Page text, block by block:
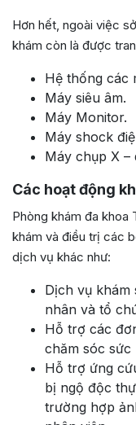
Hơn hết, ngoài việc
khám còn là được
Hệ thống các
Máy siêu âm.
Máy Monitor.
Máy shock
Máy chụp X –
Các hoạt động
Phòng khám đa khoa
khám và điều trị các
dịch vụ khác như:
Dịch vụ
nhân và tổ
Hỗ trợ các
chăm sóc sức
Hỗ trợ ứng
bị ngộ độc
trường hợp